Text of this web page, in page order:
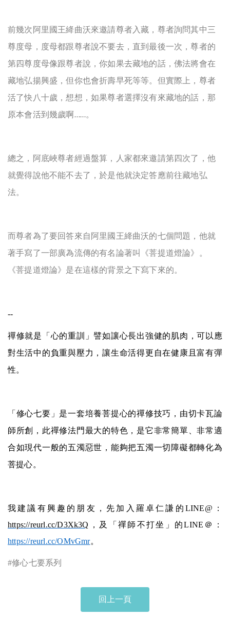
前幾次阿里國王絳曲沃來邀請尊者入藏，尊者詢問其中三
尊度母，度母都跟尊者說不要去，直到最後一次，尊者的
第四尊度母像跟尊者說，你如果去藏地的話，佛法將會在
藏地弘揚興盛，但你也會折壽早死等等。但實際上，尊者
活了快八十歲，想想，如果尊者選擇沒有來藏地的話，那
原本會活到幾歲啊……。
總之， 阿底峽尊者經過盤算， 人家都來邀請第四次了 ， 他
就覺得說他不能不去了 ，於是他就決定答應前往藏地弘
法。
而尊者為了要回答來自阿里國王絳曲沃的七個問題 ， 他就
著手寫了一部廣為流傳的有名論著叫《菩提道燈論》
。
《菩提道燈論》是在這樣的背景之下寫下來的。
--
禪修就是「心的重訓」譬如讓心長出強健的肌肉，可以應
對生活中的負重與壓力，讓生命活得更自在健康且富有彈
性。
「修心七要」是一套培養菩提心的禪修技巧，由切卡瓦論
師所創，此禪修法門最大的特色，是它非常簡單、非常適
合如現代一般的五濁惡世，能夠把五濁一切障礙都轉化為
菩提心。
我建議有興趣的朋友，先加入羅卓仁謙的 LINE@ ：
https://reurl.cc/D3Xk3Q ，及「禪師不打坐」的LINE ＠：
https://reurl.cc/OMvGmr。
#修心七要系列
回上一頁